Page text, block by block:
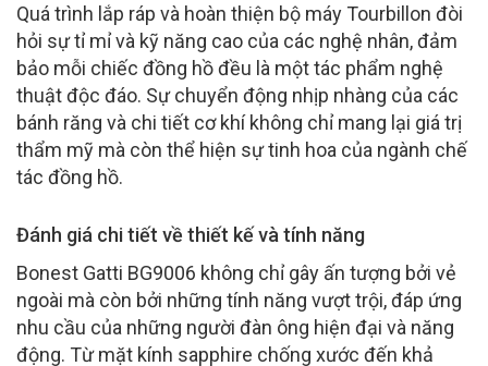
Quá trình lắp ráp và hoàn thiện bộ máy Tourbillon đòi
hỏi sự tỉ mỉ và kỹ năng cao của các nghệ nhân, đảm
bảo mỗi chiếc đồng hồ đều là một tác phẩm nghệ
thuật độc đáo. Sự chuyển động nhịp nhàng của các
bánh răng và chi tiết cơ khí không chỉ mang lại giá trị
thẩm mỹ mà còn thể hiện sự tinh hoa của ngành chế
tác đồng hồ.
Đánh giá chi tiết về thiết kế và tính năng
Bonest Gatti BG9006 không chỉ gây ấn tượng bởi vẻ
ngoài mà còn bởi những tính năng vượt trội, đáp ứng
nhu cầu của những người đàn ông hiện đại và năng
động. Từ mặt kính sapphire chống xước đến khả